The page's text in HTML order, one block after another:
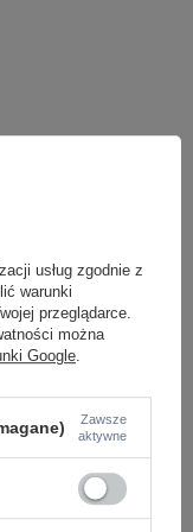
usług zgodnie z
warunki
przeglądarce.
można
Google.
Zawsze
aktywne